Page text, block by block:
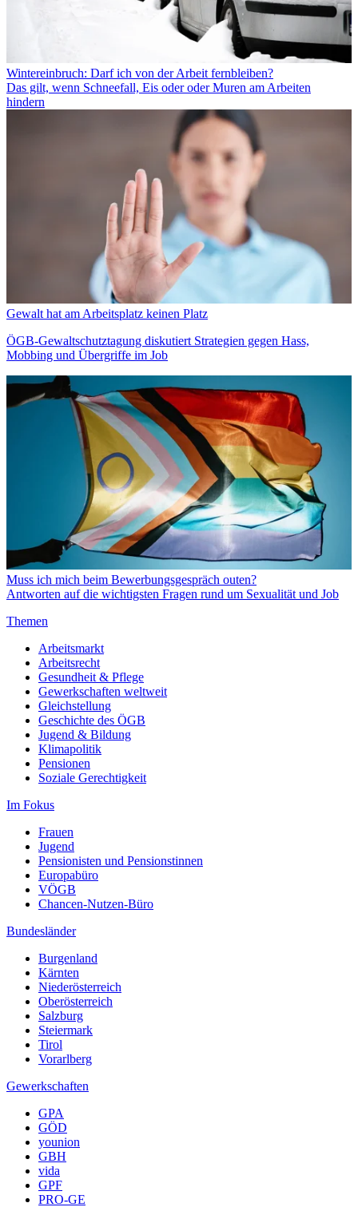
Wintereinbruch: Darf ich von der Arbeit fernbleiben?
Das gilt, wenn Schneefall, Eis oder oder Muren am Arbeiten
hindern
Gewalt hat am Arbeitsplatz keinen Platz
ÖGB-Gewaltschutztagung diskutiert Strategien gegen Hass,
Mobbing und Übergriffe im Job
Muss ich mich beim Bewerbungsgespräch outen?
Antworten auf die wichtigsten Fragen rund um Sexualität und Job
Themen
Arbeitsmarkt
Arbeitsrecht
Gesundheit & Pflege
Gewerkschaften weltweit
Gleichstellung
Geschichte des ÖGB
Jugend & Bildung
Klimapolitik
Pensionen
Soziale Gerechtigkeit
Im Fokus
Frauen
Jugend
Pensionisten und Pensionstinnen
Europabüro
VÖGB
Chancen-Nutzen-Büro
Bundesländer
Burgenland
Kärnten
Niederösterreich
Oberösterreich
Salzburg
Steiermark
Tirol
Vorarlberg
Gewerkschaften
GPA
GÖD
younion
GBH
vida
GPF
PRO-GE